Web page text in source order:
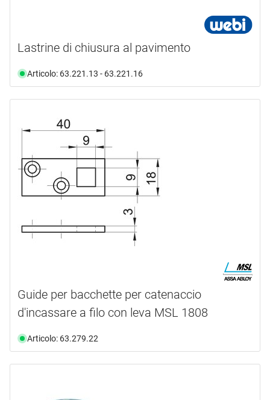
Lastrine di chiusura al pavimento
Articolo: 63.221.13 - 63.221.16
Guide per bacchette per catenaccio
d'incassare a filo con leva MSL 1808
Articolo: 63.279.22